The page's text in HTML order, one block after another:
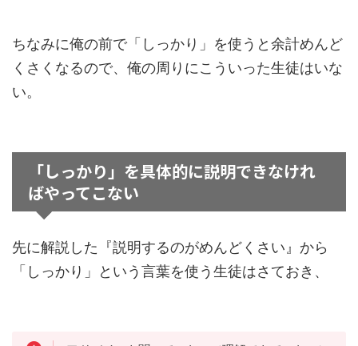
ちなみに俺の前で「しっかり」を使うと余計めんど
くさくなるので、俺の周りにこういった生徒はいな
い。
「しっかり」を具体的に説明できなけれ
ばやってこない
先に解説した『説明するのがめんどくさい』から
「しっかり」という言葉を使う生徒はさておき、